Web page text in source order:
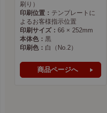
刷り）
印刷位置： テンプレートに
よるお客様指示位置
印刷サイズ： 66 × 252mm
本体色： 黒
印刷色： 白（No.2）
商品ページへ